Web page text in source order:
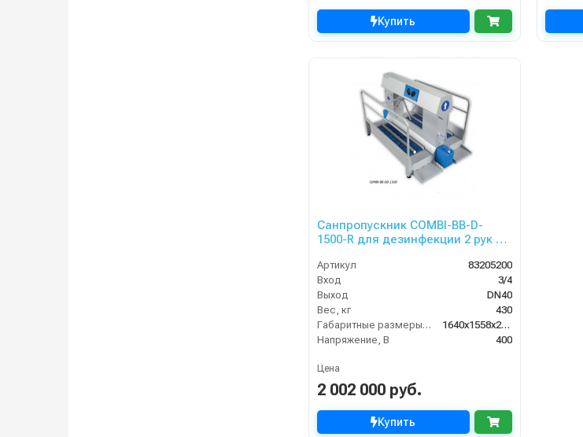
Купить
Санпропускник COMBI-BB-D-
1500-R для дезинфекции 2 рук и
(правосторонний)
Артикул
83205200
Вход
3/4
Выход
DN40
Вес, кг
430
Габаритные размеры, мм
1640x1558x2640
Напряжение, В
400
Цена
2 002 000 руб.
Купить